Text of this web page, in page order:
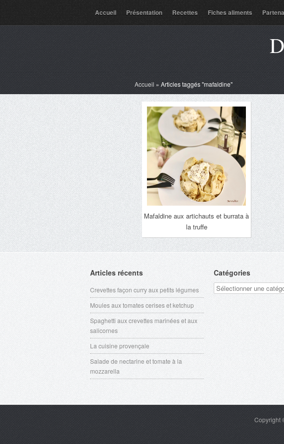
Accueil Présentation Recettes Fiches aliments
Accueil » Articles taggés "mafaldine"
Mafaldine aux artichauts et burrata à
la truffe
Articles récents
Crevettes façon curry aux petits légumes
Moules aux tomates cerises et ketchup
Spaghetti aux crevettes marinées et aux
salicornes
La cuisine provençale
Salade de nectarine et tomate à la
mozzarella
Catégories
Catégories
Copyright